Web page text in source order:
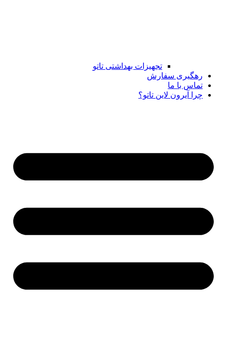
تجهیزات بهداشتی تاتو
رهگیری سفارش
تماس با ما
چرا آیرون لاین تاتو؟